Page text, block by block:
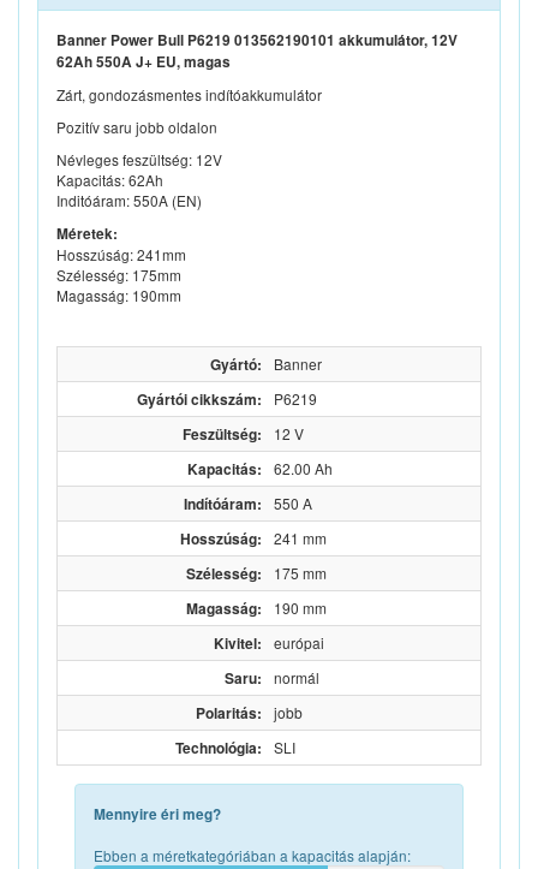
Banner Power Bull P6219 013562190101 akkumulátor, 12V
62Ah 550A J+ EU, magas
Zárt, gondozásmentes indítóakkumulátor
Pozitív saru jobb oldalon
Névleges feszültség: 12V
Kapacitás: 62Ah
Inditóáram: 550A (EN)
Méretek:
Hosszúság: 241mm
Szélesség: 175mm
Magasság: 190mm
Gyártó: Banner
Gyártói cikkszám: P6219
Feszültség: 12 V
Kapacitás: 62.00 Ah
Indítóáram: 550 A
Hosszúság: 241 mm
Szélesség: 175 mm
Magasság: 190 mm
Kivitel: európai
Saru: normál
Polaritás: jobb
Technológia: SLI
Mennyire éri meg?
Ebben a méretkategóriában a kapacitás alapján: